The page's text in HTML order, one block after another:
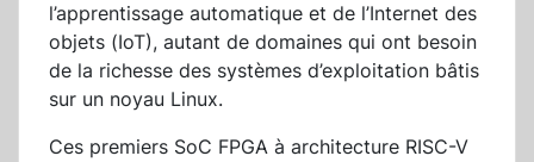
l’apprentissage automatique et de l’Internet des
objets (IoT), autant de domaines qui ont besoin
de la richesse des systèmes d’exploitation bâtis
sur un noyau Linux.
Ces premiers SoC FPGA à architecture RISC-V